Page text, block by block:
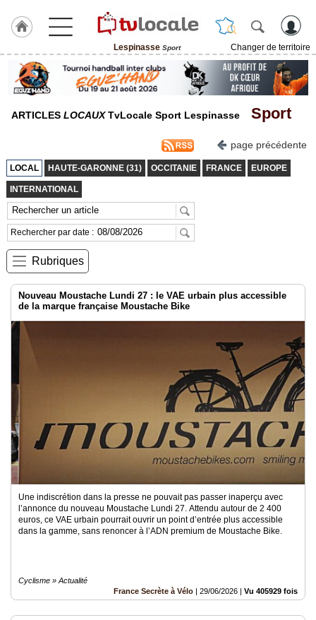
Lespinasse Sport
Changer de territoire
J'adhère
Hulcoq
ACCUEIL
TvLocale
France
Accueil
RUBRIQUES
Agenda
Gazette
Médias
Blogs
Prémium
Inscription
annuaire
pro
Accès
éditeur
ARTICLES LOCAUXTvLocale Sport Lespinasse Sport
page précédente
LOCAL HAUTE-GARONNE (31) OCCITANIE FRANCE EUROPE
INTERNATIONAL
Rechercher par date :
Rubriques
Nouveau Moustache Lundi 27 : le VAE urbain plus accessible
de la marque française Moustache Bike
Une indiscrétion dans la presse ne pouvait pas passer inaperçu avec
l’annonce du nouveau Moustache Lundi 27. Attendu autour de 2 400
euros, ce VAE urbain pourrait ouvrir un point d’entrée plus accessible
dans la gamme, sans renoncer à l’ADN premium de Moustache Bike.
Cyclisme » Actualité
France Secrète à Vélo | 29/06/2026 | Vu 405929 fois